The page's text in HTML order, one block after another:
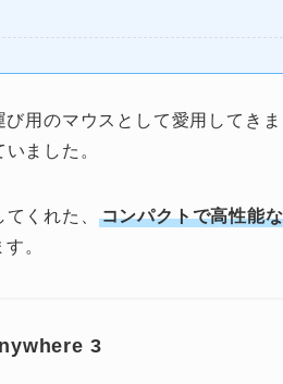
用のマウスとして愛用してき
ました。
くれた、
コンパクトで高性能
。
3